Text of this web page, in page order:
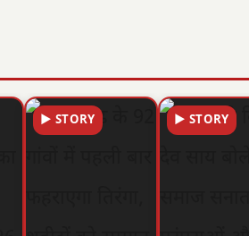
▶ STORY ▶ STORY